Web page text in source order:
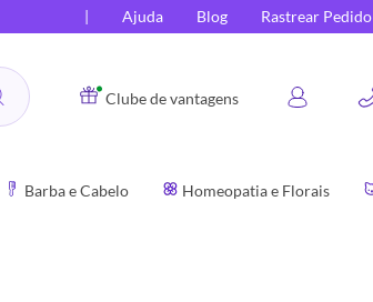
Ajuda Blog Rastrear Pedido
Clube de vantagens
Barba e Cabelo Homeopatia e Florais